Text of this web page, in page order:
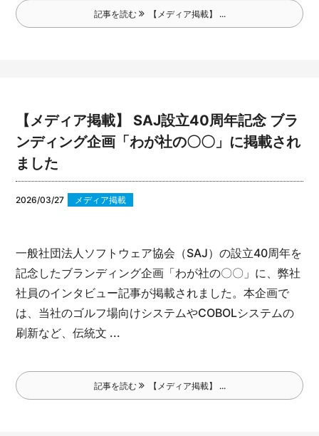
記事を読む 【メディア掲載】 ...
【メディア掲載】 SAJ設立40周年記念 ブラ
ンディング企画「わが社の〇〇」に掲載され
ました
2026/03/27 メディア掲載
一般社団法人ソフトウェア協会（SAJ）の設立40周年を
記念したブランディング企画「わが社の〇〇」に、弊社
社員のインタビュー記事が掲載されました。本企画で
は、当社のゴルフ場向けシステムやCOBOLシステムの
刷新など、伝統文 ...
記事を読む 【メディア掲載】 ...